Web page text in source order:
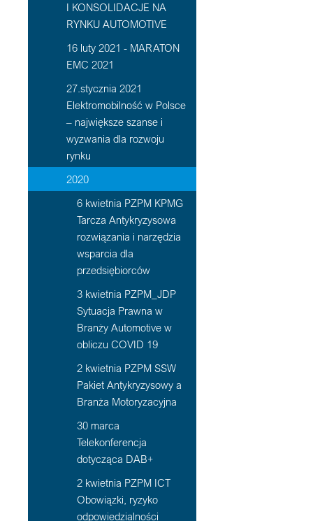
I KONSOLIDACJE NA
RYNKU AUTOMOTIVE
16 luty 2021 - MARATON
EMC 2021
27.stycznia 2021
Elektromobilność w Polsce
– największe szanse i
wyzwania dla rozwoju
rynku
2020
6 kwietnia PZPM KPMG
Tarcza Antykryzysowa
rozwiązania i narzędzia
wsparcia dla
przedsiębiorców
3 kwietnia PZPM_JDP
Sytuacja Prawna w
Branży Automotive w
obliczu COVID 19
2 kwietnia PZPM SSW
Pakiet Antykryzysowy a
Branża Motoryzacyjna
30 marca
Telekonferencja
dotycząca DAB+
2 kwietnia PZPM ICT
Obowiązki, ryzyko
odpowiedzialności